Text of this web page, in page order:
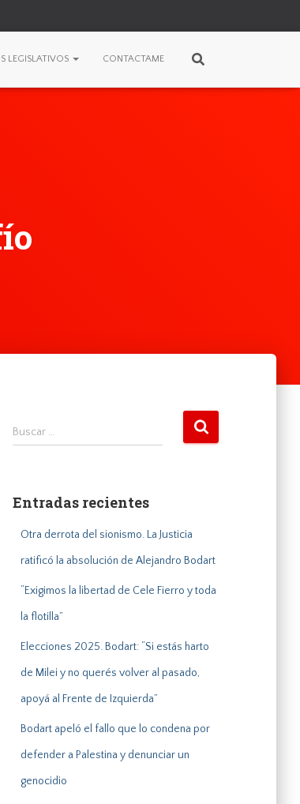
LEGISLATIVOS CONTACTAME
B
r
Buscar …
Entradas recientes
Otra derrota del sionismo. La Justicia
ratificó la absolución de Alejandro Bodart
“Exigimos la libertad de Cele Fierro y toda
la flotilla”
Elecciones 2025. Bodart: “Si estás harto
de Milei y no querés volver al pasado,
apoyá al Frente de Izquierda”
Bodart apeló el fallo que lo condena por
defender a Palestina y denunciar un
genocidio